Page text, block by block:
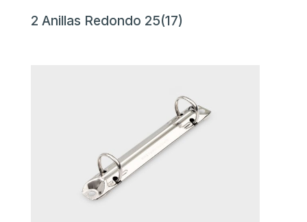
2 Anillas Redondo 25(17)